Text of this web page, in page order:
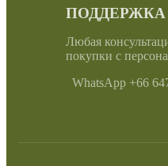
ПОДДЕРЖКА
Любая
покупки с
WhatsApp +66